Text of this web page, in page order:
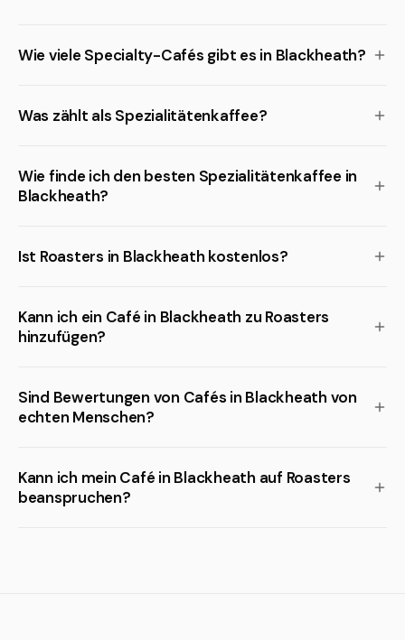
Wie viele Specialty-Cafés gibt es in Blackheath?
Was zählt als Spezialitätenkaffee?
Wie finde ich den besten Spezialitätenkaffee in
Blackheath?
Ist Roasters in Blackheath kostenlos?
Kann ich ein Café in Blackheath zu Roasters
hinzufügen?
Sind Bewertungen von Cafés in Blackheath von
echten Menschen?
Kann ich mein Café in Blackheath auf Roasters
beanspruchen?